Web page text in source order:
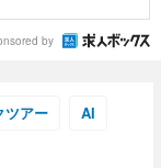
by
ツアー AI